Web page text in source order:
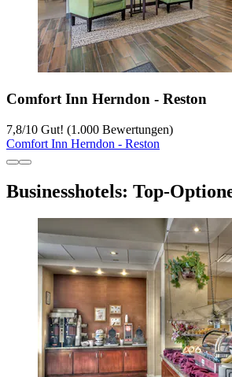
Comfort Inn Herndon - Reston
7,8/10 Gut! (1.000 Bewertungen)
Comfort Inn Herndon - Reston
Businesshotels: Top-